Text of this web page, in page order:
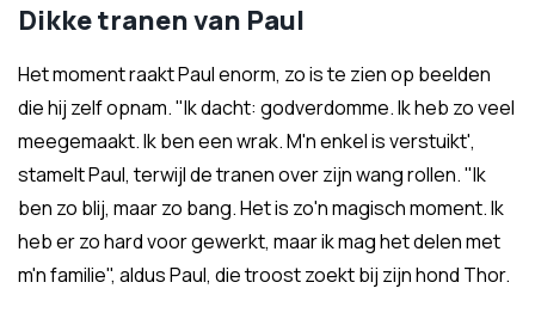
Dikke tranen van Paul
Het moment raakt Paul enorm, zo is te zien op beelden
die hij zelf opnam. "Ik dacht: godverdomme. Ik heb zo veel
meegemaakt. Ik ben een wrak. M'n enkel is verstuikt',
stamelt Paul, terwijl de tranen over zijn wang rollen. "Ik
ben zo blij, maar zo bang. Het is zo'n magisch moment. Ik
heb er zo hard voor gewerkt, maar ik mag het delen met
m'n familie", aldus Paul, die troost zoekt bij zijn hond Thor.